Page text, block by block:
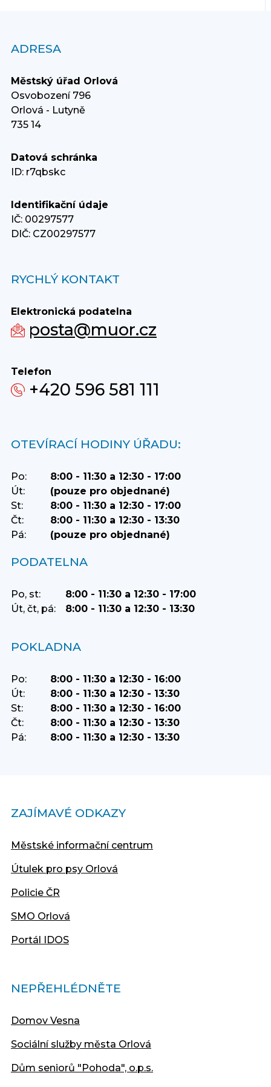
ADRESA
Městský úřad Orlová
Osvobození 796
Orlová - Lutyně
735 14
Datová schránka
ID: r7qbskc
Identifikační údaje
IČ: 00297577
DIČ: CZ00297577
RYCHLÝ KONTAKT
Elektronická podatelna
posta@muor.cz
Telefon
+420 596 581 111
OTEVÍRACÍ HODINY ÚŘADU:
Po:
8:00 - 11:30 a 12:30 - 17:00
Út:
(pouze pro objednané)
St:
8:00 - 11:30 a 12:30 - 17:00
Čt:
8:00 - 11:30 a 12:30 - 13:30
Pá:
(pouze pro objednané)
PODATELNA
Po, st:
8:00 - 11:30 a 12:30 - 17:00
Út, čt, pá:
8:00 - 11:30 a 12:30 - 13:30
POKLADNA
Po:
8:00 - 11:30 a 12:30 - 16:00
Út:
8:00 - 11:30 a 12:30 - 13:30
St:
8:00 - 11:30 a 12:30 - 16:00
Čt:
8:00 - 11:30 a 12:30 - 13:30
Pá:
8:00 - 11:30 a 12:30 - 13:30
ZAJÍMAVÉ ODKAZY
Městské informační centrum
Útulek pro psy Orlová
Policie ČR
SMO Orlová
Portál IDOS
NEPŘEHLÉDNĚTE
Domov Vesna
Sociální služby města Orlová
Dům seniorů "Pohoda", o.p.s.